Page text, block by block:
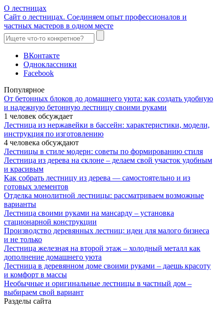
О лестницах
Сайт о лестницах. Соединяем опыт профессионалов и
частных мастеров в одном месте
ВКонтакте
Одноклассники
Facebook
Популярное
От бетонных блоков до домашнего уюта: как создать удобную
и надежную бетонную лестницу своими руками
1 человек обсуждает
Лестница из нержавейки в бассейн: характеристики, модели,
инструкция по изготовлению
4 человека обсуждают
Лестницы в стиле модерн: советы по формированию стиля
Лестница из дерева на склоне – делаем свой участок удобным
и красивым
Как собрать лестницу из дерева — самостоятельно и из
готовых элементов
Отделка монолитной лестницы: рассматриваем возможные
варианты
Лестница своими руками на мансарду – установка
стационарной конструкции
Производство деревянных лестниц: идеи для малого бизнеса
и не только
Лестница железная на второй этаж – холодный металл как
дополнение домашнего уюта
Лестница в деревянном доме своими руками – даешь красоту
и комфорт в массы
Необычные и оригинальные лестницы в частный дом –
выбираем свой вариант
Разделы сайта